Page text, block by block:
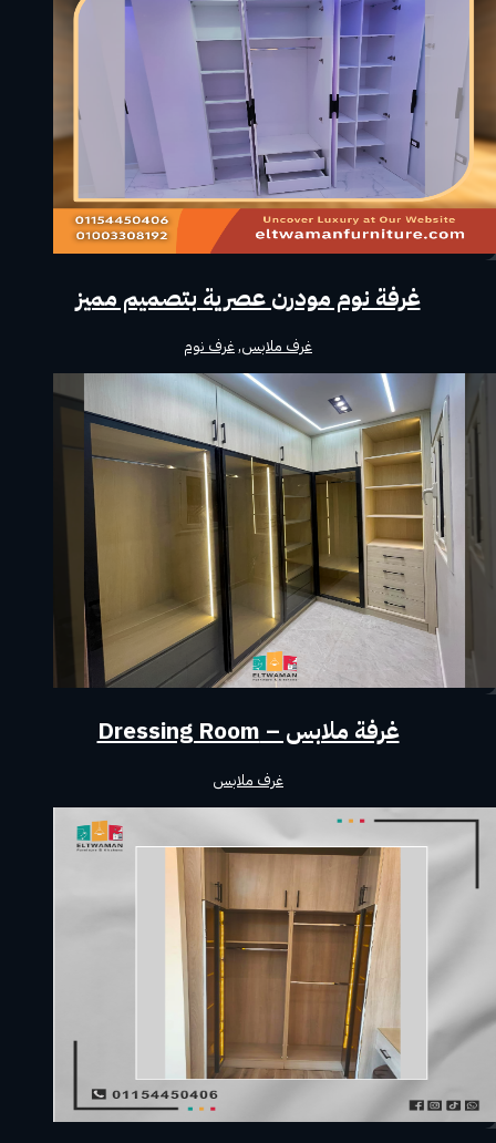
غرفة نوم مودرن عصرية بتصميم مميز
غرف ملابس,غرف نوم
غرفة ملابس – Dressing Room
غرف ملابس